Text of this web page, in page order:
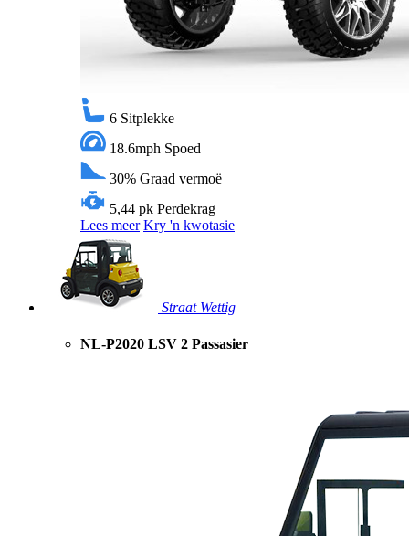
6 Sitplekke
18.6mph Spoed
30% Graad vermoë
5,44 pk Perdekrag
Lees meer Kry 'n kwotasie
Straat Wettig
NL-P2020 LSV 2 Passasier